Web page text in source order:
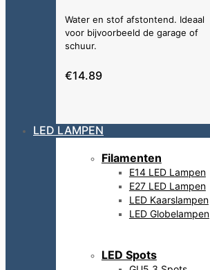
Water en stof afstontend. Ideaal
voor bijvoorbeeld de garage of
schuur.
€14.89
LED LAMPEN
Filamenten
E14 LED Lampen
E27 LED Lampen
LED Kaarslampen
LED Globelampen
LED Spots